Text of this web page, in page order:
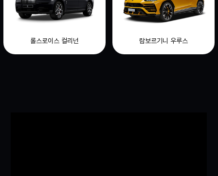
람보르기니 우루스 우라칸 퍼포만테 스파이더